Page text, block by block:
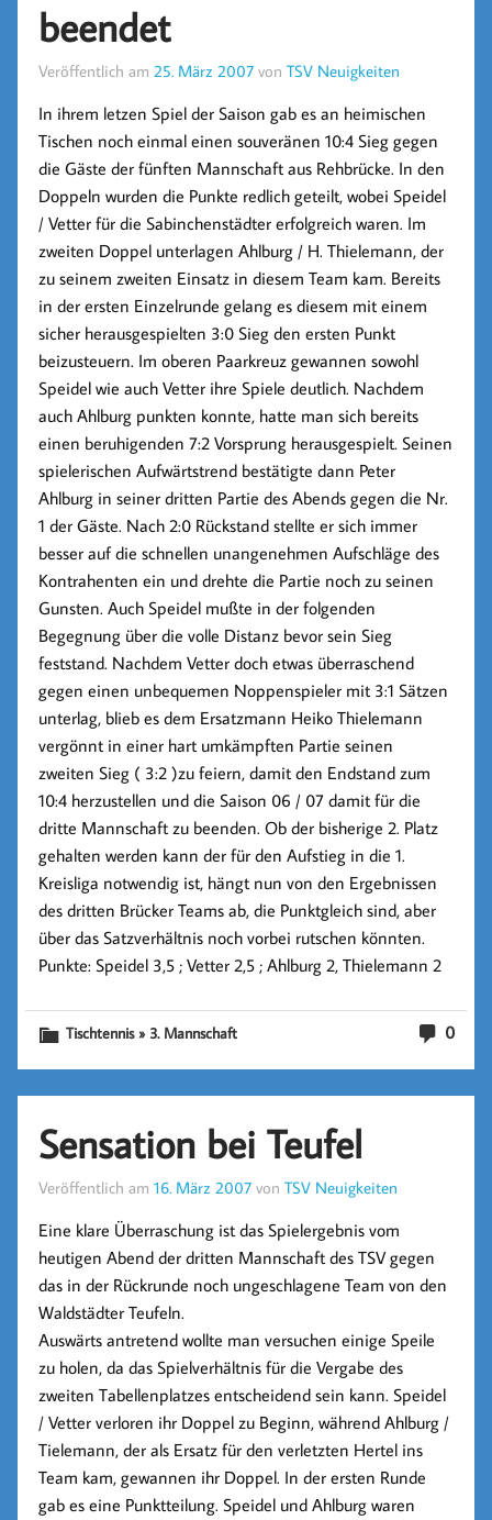
beendet
Veröffentlich am25. März 2007 vonTSV Neuigkeiten
In ihrem letzen Spiel der Saison gab es an heimischen
Tischen noch einmal einen souveränen 10:4 Sieg gegen
die Gäste der fünften Mannschaft aus Rehbrücke. In den
Doppeln wurden die Punkte redlich geteilt, wobei Speidel
/ Vetter für die Sabinchenstädter erfolgreich waren. Im
zweiten Doppel unterlagen Ahlburg / H. Thielemann, der
zu seinem zweiten Einsatz in diesem Team kam. Bereits
in der ersten Einzelrunde gelang es diesem mit einem
sicher herausgespielten 3:0 Sieg den ersten Punkt
beizusteuern. Im oberen Paarkreuz gewannen sowohl
Speidel wie auch Vetter ihre Spiele deutlich. Nachdem
auch Ahlburg punkten konnte, hatte man sich bereits
einen beruhigenden 7:2 Vorsprung herausgespielt. Seinen
spielerischen Aufwärtstrend bestätigte dann Peter
Ahlburg in seiner dritten Partie des Abends gegen die Nr.
1 der Gäste. Nach 2:0 Rückstand stellte er sich immer
besser auf die schnellen unangenehmen Aufschläge des
Kontrahenten ein und drehte die Partie noch zu seinen
Gunsten. Auch Speidel mußte in der folgenden
Begegnung über die volle Distanz bevor sein Sieg
feststand. Nachdem Vetter doch etwas überraschend
gegen einen unbequemen Noppenspieler mit 3:1 Sätzen
unterlag, blieb es dem Ersatzmann Heiko Thielemann
vergönnt in einer hart umkämpften Partie seinen
zweiten Sieg ( 3:2 )zu feiern, damit den Endstand zum
10:4 herzustellen und die Saison 06 / 07 damit für die
dritte Mannschaft zu beenden. Ob der bisherige 2. Platz
gehalten werden kann der für den Aufstieg in die 1.
Kreisliga notwendig ist, hängt nun von den Ergebnissen
des dritten Brücker Teams ab, die Punktgleich sind, aber
über das Satzverhältnis noch vorbei rutschen könnten.
Punkte: Speidel 3,5 ; Vetter 2,5 ; Ahlburg 2, Thielemann 2
0
Tischtennis » 3. Mannschaft
Sensation bei Teufel
Veröffentlich am16. März 2007 vonTSV Neuigkeiten
Eine klare Überraschung ist das Spielergebnis vom
heutigen Abend der dritten Mannschaft des TSV gegen
das in der Rückrunde noch ungeschlagene Team von den
Waldstädter Teufeln.
Auswärts antretend wollte man versuchen einige Speile
zu holen, da das Spielverhältnis für die Vergabe des
zweiten Tabellenplatzes entscheidend sein kann. Speidel
/ Vetter verloren ihr Doppel zu Beginn, während Ahlburg /
Tielemann, der als Ersatz für den verletzten Hertel ins
Team kam, gewannen ihr Doppel. In der ersten Runde
gab es eine Punktteilung. Speidel und Ahlburg waren